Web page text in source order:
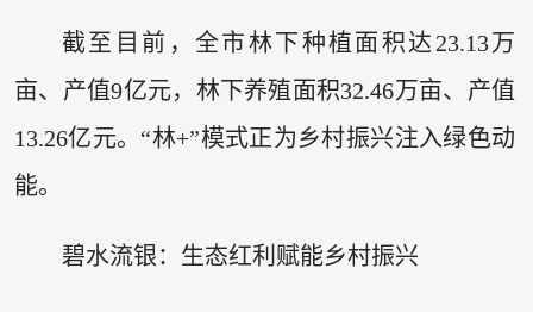
截至目前，全市林下种植面积达23.13万
亩、产值9亿元，林下养殖面积32.46万亩、产值
13.26亿元。“林+”模式正为乡村振兴注入绿色动
能。
碧水流银：生态红利赋能乡村振兴